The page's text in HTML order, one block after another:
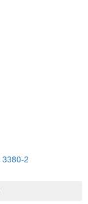
3380-2